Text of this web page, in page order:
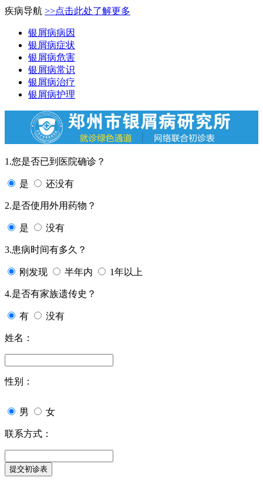
疾病导航 >>点击此处了解更多
银屑病病因
银屑病症状
银屑病危害
银屑病常识
银屑病治疗
银屑病护理
1.您是否已到医院确诊？
是 还没有
2.是否使用外用药物？
是 没有
3.患病时间有多久？
刚发现 半年内 1年以上
4.是否有家族遗传史？
有 没有
姓名：
性别：
男 女
联系方式：